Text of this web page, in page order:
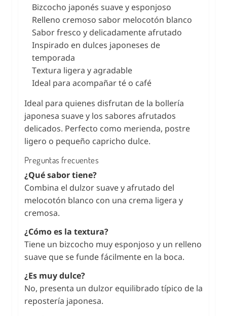
Bizcocho japonés suave y esponjoso
Relleno cremoso sabor melocotón blanco
Sabor fresco y delicadamente afrutado
Inspirado en dulces japoneses de
temporada
Textura ligera y agradable
Ideal para acompañar té o café
Ideal para quienes disfrutan de la bollería
japonesa suave y los sabores afrutados
delicados. Perfecto como merienda, postre
ligero o pequeño capricho dulce.
Preguntas frecuentes
¿Qué sabor tiene?
Combina el dulzor suave y afrutado del
melocotón blanco con una crema ligera y
cremosa.
¿Cómo es la textura?
Tiene un bizcocho muy esponjoso y un relleno
suave que se funde fácilmente en la boca.
¿Es muy dulce?
No, presenta un dulzor equilibrado típico de la
repostería japonesa.